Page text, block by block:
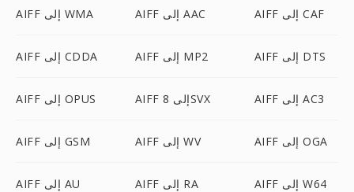
AIFF إلى WMA AIFF إلى AAC AIFF إلى CAF
AIFF إلى CDDA AIFF إلى MP2 AIFF إلى DTS
AIFF إلى OPUS AIFF إلى 8SVX AIFF إلى AC3
AIFF إلى GSM AIFF إلى WV AIFF إلى OGA
AIFF إلى AU AIFF إلى RA AIFF إلى W64